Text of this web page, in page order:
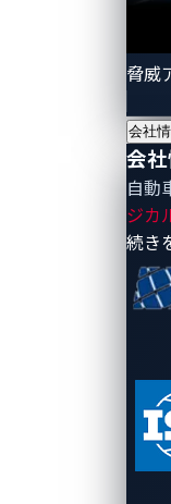
脅威
会社
会
自動
ジカ
続き
での検出におい
れらのVSOCプ
オで自己診断を
れた時点で、攻
が最終段階に達
時間が非常に限
クラウドベース
ことの限界を浮